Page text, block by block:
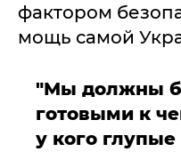
фактором
мощь самой
"Мы должны
готовыми к
у кого